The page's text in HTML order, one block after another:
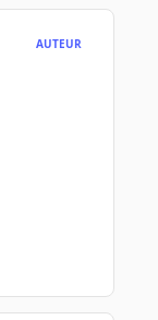
AUTEUR